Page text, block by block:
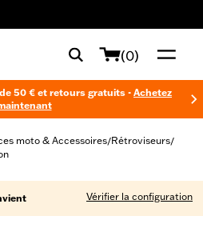
(0)
50 € et retours gratuits - Achetez
moto & Accessoires/Rétroviseurs/
Vérifier la configuration